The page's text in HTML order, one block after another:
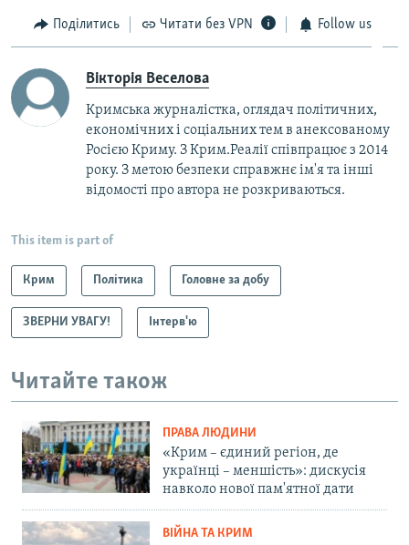
Поділитись Читати без VPN Follow us
Вікторія Веселова
Кримська журналістка, оглядач політичних,
економічних і соціальних тем в анексованому
Росією Криму. З Крим.Реалії співпрацює з 2014
року. З метою безпеки справжнє ім'я та інші
відомості про автора не розкриваються.
This item is part of
Крим Політика Головне за добу
ЗВЕРНИ УВАГУ! Інтерв'ю
Читайте також
ПРАВА ЛЮДИНИ
«Крим – єдиний регіон, де
українці – меншість»: дискусія
навколо нової пам'ятної дати
ВІЙНА ТА КРИМ